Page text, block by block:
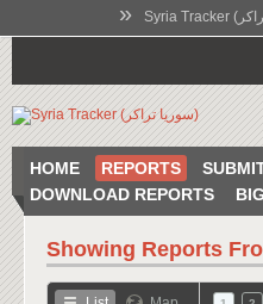
»
HOME REPORTS
DOWNLOAD REPORTS
Showing Reports